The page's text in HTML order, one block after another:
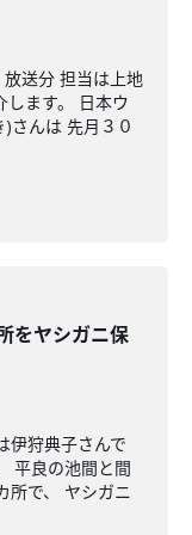
送分 担当は上地
します。 日本ウ
さんは 先月３０
をヤシガニ保
伊狩典子さんで
平良の池間と間
所で、 ヤシガニ